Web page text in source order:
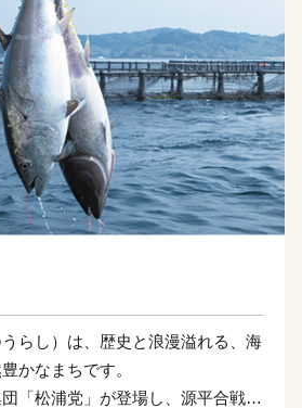
らし）は、歴史と浪漫溢れる、海
かなまちです。
「松浦党」が登場し、源平合戦や